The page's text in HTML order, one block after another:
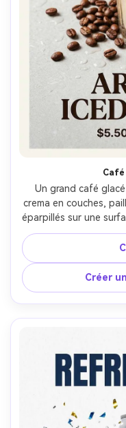
Café
Un grand café
crema en couches,
éparpillés sur une
publicitaire avec
moderne (titre, ligne
aérées pour
diffusé, Canon EOS
avant, colorimétrie
réalistes et
détaillée, haute
Créer